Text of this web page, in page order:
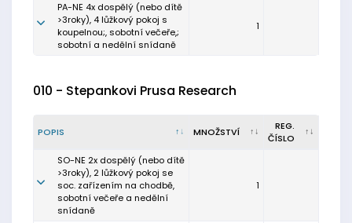
PA-NE 4x dospělý (nebo dítě
>3roky), 4 lůžkový pokoj s
koupelnou;, sobotní večeře,;
sobotní a nedělní snídaně
1
010 - Stepankovi Prusa Research
POPIS MNOŽSTVÍ
REG.
ČÍSLO
SO-NE 2x dospělý (nebo dítě
>3roky), 2 lůžkový pokoj se
soc. zařízením na chodbě,
sobotní večeře a nedělní
snídaně
1